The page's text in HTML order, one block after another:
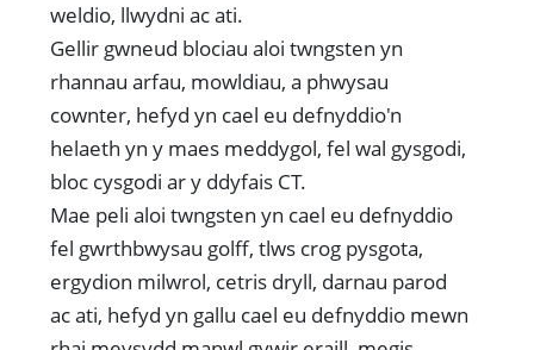
weldio, llwydni ac ati.
Gellir gwneud blociau aloi twngsten yn
rhannau arfau, mowldiau, a phwysau
cownter, hefyd yn cael eu defnyddio'n
helaeth yn y maes meddygol, fel wal gysgodi,
bloc cysgodi ar y ddyfais CT.
Mae peli aloi twngsten yn cael eu defnyddio
fel gwrthbwysau golff, tlws crog pysgota,
ergydion milwrol, cetris dryll, darnau parod
ac ati, hefyd yn gallu cael eu defnyddio mewn